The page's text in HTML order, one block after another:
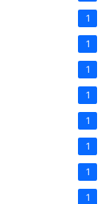
1
1
1
1
1
1
1
1